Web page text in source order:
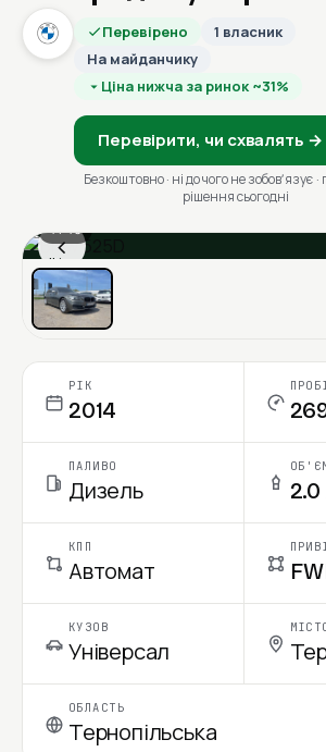
Перевірено
1 власник
На майданчику
Ціна нижча за ринок ~31%
Перевірити, чи схвалять →
Безкоштовно · ні до чого не зобовʼязує
рішення сьогодні
‹
1 / 13
Ціна в місяць
РІК
2014
ПАЛИВО
Дизель 2.0
КПП
Автомат
КУЗОВ
Універсал
ОБЛАСТЬ
Тернопільська